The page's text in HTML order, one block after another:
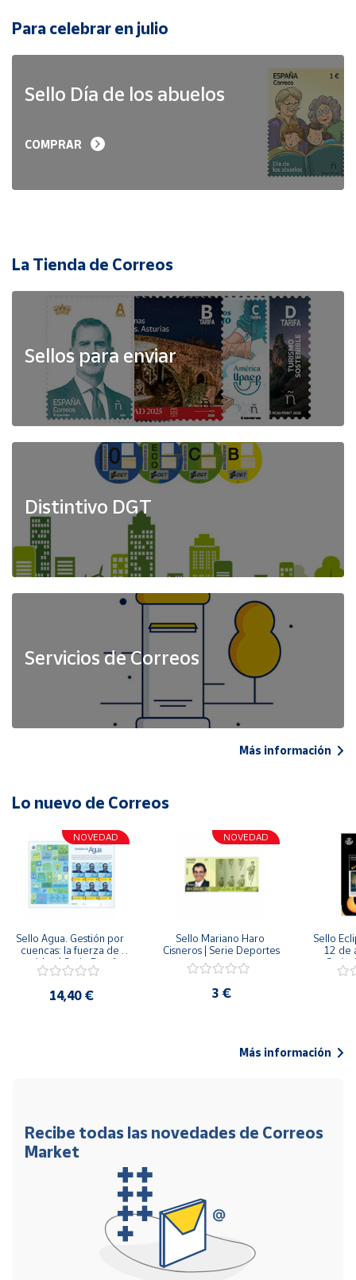
Para celebrar en julio
Sello Día de los abuelos
COMPRAR
La Tienda de Correos
Sellos para enviar
Distintivo DGT
Servicios de Correos
Más información
Lo nuevo de Correos
NOVEDAD
Sello Agua. Gestión por
cuencas: la fuerza de
una idea.| Serie España
ES| Pliego Premium
14,40 €
NOVEDAD
Sello Mariano Haro
Cisneros | Serie Deportes
3 €
Sello
12 de
Serie
Más información
Recibe todas las novedades de Correos
Market